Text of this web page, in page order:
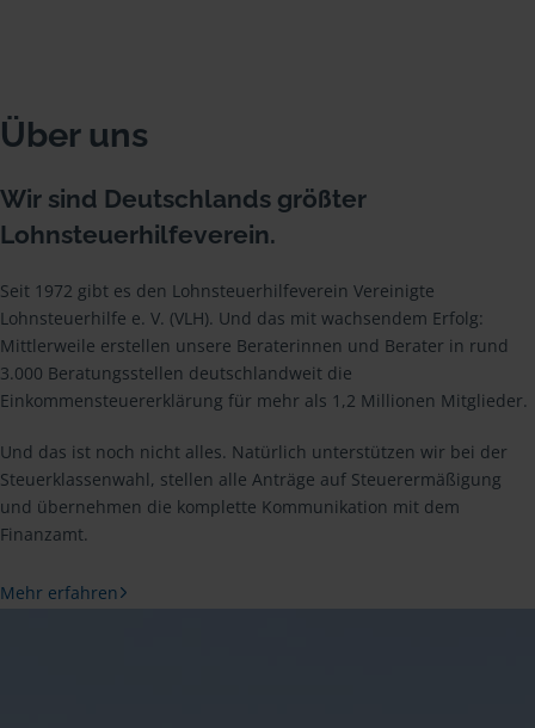
Über uns
Wir sind Deutschlands größter
Lohnsteuerhilfeverein.
Seit 1972 gibt es den Lohnsteuerhilfeverein Vereinigte
Lohnsteuerhilfe e. V. (VLH). Und das mit wachsendem Erfolg:
Mittlerweile erstellen unsere Beraterinnen und Berater in rund
3.000 Beratungsstellen deutschlandweit die
Einkommensteuererklärung für mehr als 1,2 Millionen Mitglieder.
Und das ist noch nicht alles. Natürlich unterstützen wir bei der
Steuerklassenwahl, stellen alle Anträge auf Steuerermäßigung
und übernehmen die komplette Kommunikation mit dem
Finanzamt.
Mehr erfahren